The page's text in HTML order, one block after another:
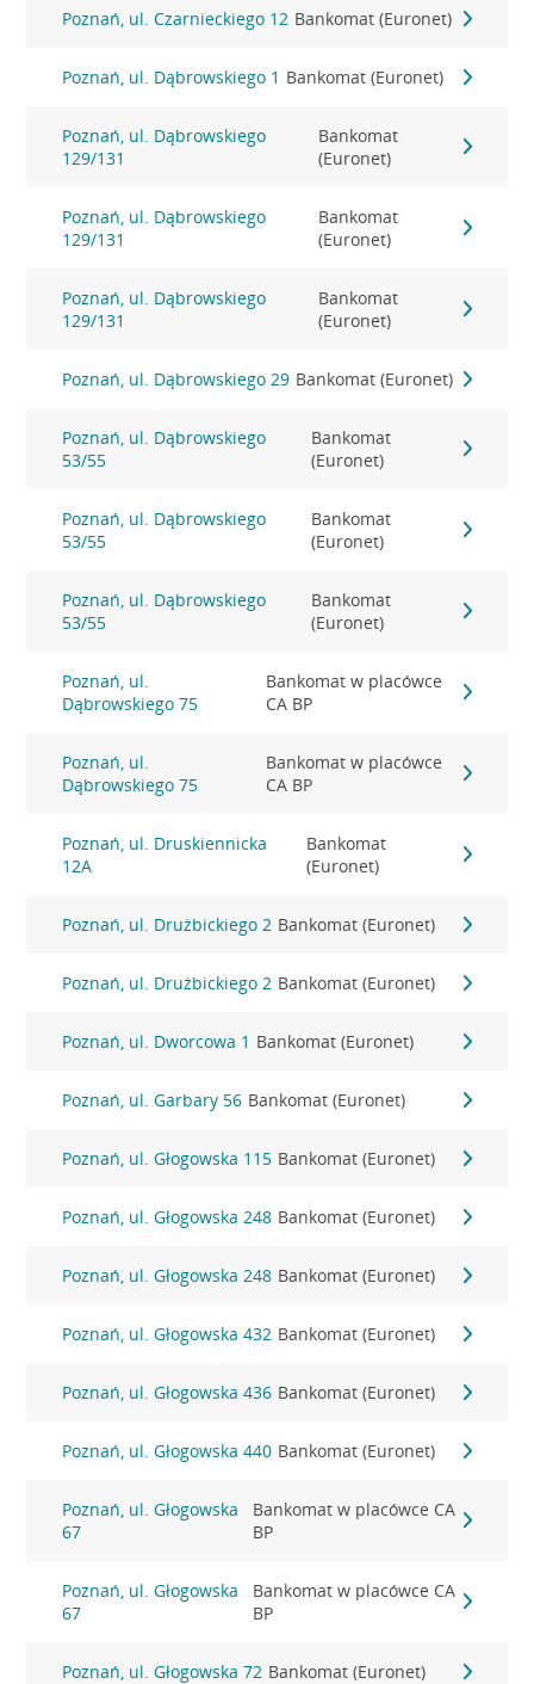
Poznań, ul. Czarnieckiego 12 Bankomat (Euronet)
Poznań, ul. Dąbrowskiego 1 Bankomat (Euronet)
Poznań, ul. Dąbrowskiego
129/131
Bankomat
(Euronet)
Poznań, ul. Dąbrowskiego
129/131
Bankomat
(Euronet)
Poznań, ul. Dąbrowskiego
129/131
Bankomat
(Euronet)
Poznań, ul. Dąbrowskiego 29 Bankomat (Euronet)
Poznań, ul. Dąbrowskiego
53/55
Bankomat
(Euronet)
Poznań, ul. Dąbrowskiego
53/55
Bankomat
(Euronet)
Poznań, ul. Dąbrowskiego
53/55
Bankomat
(Euronet)
Poznań, ul.
Dąbrowskiego 75
Bankomat w placówce
CA BP
Poznań, ul.
Dąbrowskiego 75
Bankomat w placówce
CA BP
Poznań, ul. Druskiennicka
12A
Bankomat
(Euronet)
Poznań, ul. Drużbickiego 2 Bankomat (Euronet)
Poznań, ul. Drużbickiego 2 Bankomat (Euronet)
Poznań, ul. Dworcowa 1 Bankomat (Euronet)
Poznań, ul. Garbary 56 Bankomat (Euronet)
Poznań, ul. Głogowska 115 Bankomat (Euronet)
Poznań, ul. Głogowska 248 Bankomat (Euronet)
Poznań, ul. Głogowska 248 Bankomat (Euronet)
Poznań, ul. Głogowska 432 Bankomat (Euronet)
Poznań, ul. Głogowska 436 Bankomat (Euronet)
Poznań, ul. Głogowska 440 Bankomat (Euronet)
Poznań, ul. Głogowska
67
Bankomat w placówce CA
BP
Poznań, ul. Głogowska
67
Bankomat w placówce CA
BP
Poznań, ul. Głogowska 72 Bankomat (Euronet)